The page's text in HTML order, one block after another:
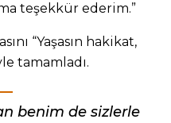
teşekkür ederim.”
“Yaşasın hakikat,
tamamladı.
benim de sizlerle